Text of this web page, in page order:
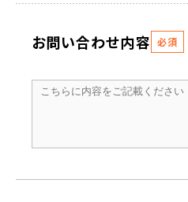
お問い合わせ内容 必須